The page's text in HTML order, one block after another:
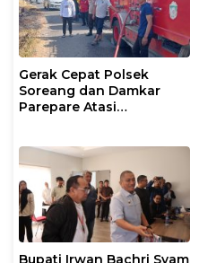
Gerak Cepat Polsek
Soreang dan Damkar
Parepare Atasi
Bupati Irwan Bachri Syam